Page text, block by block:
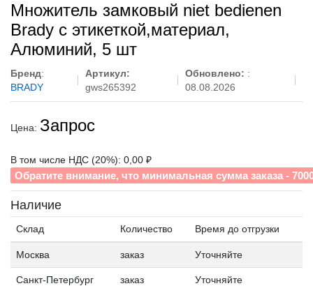
Множитель замковый niet bedienen
Brady с этикеткой,материал,
Алюминий, 5 шт
Бренд:
BRADY
Артикул:
gws265392
Обновлено: :
08.08.2026
Цена: Запрос
В том числе НДС (20%): 0,00 ₽
Обратите внимание, что минимальная сумма заказа -
Наличие
Склад Количество Время до отгрузки
Москва заказ Уточняйте
Санкт-Петербург заказ Уточняйте